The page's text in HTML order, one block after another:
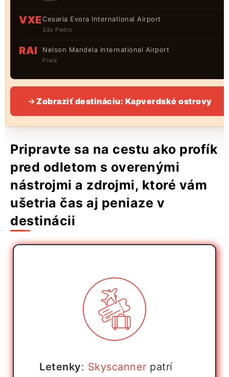
VXECesaria Evora International Airport
São Pedro
RAI Nelson Mandela International Airport
Praia
Zobraziť destináciu: Kapverdské ostrovy
Pripravte sa na cestu ako profík
pred odletom s overenými
nástrojmi a zdrojmi, ktoré vám
ušetria čas aj peniaze v
destinácii
Letenky: Skyscanner patrí